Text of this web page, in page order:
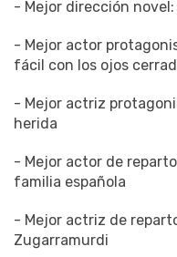
- Mejor dirección
- Mejor actor
fácil con los ojos
- Mejor actriz
herida
- Mejor actor de
familia española
- Mejor actriz de
Zugarramurdi